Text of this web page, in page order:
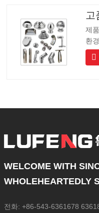
제
환
입
아
WELCOME WITH
WHOLEHEARTEDLY
전화: +86-543-6361678